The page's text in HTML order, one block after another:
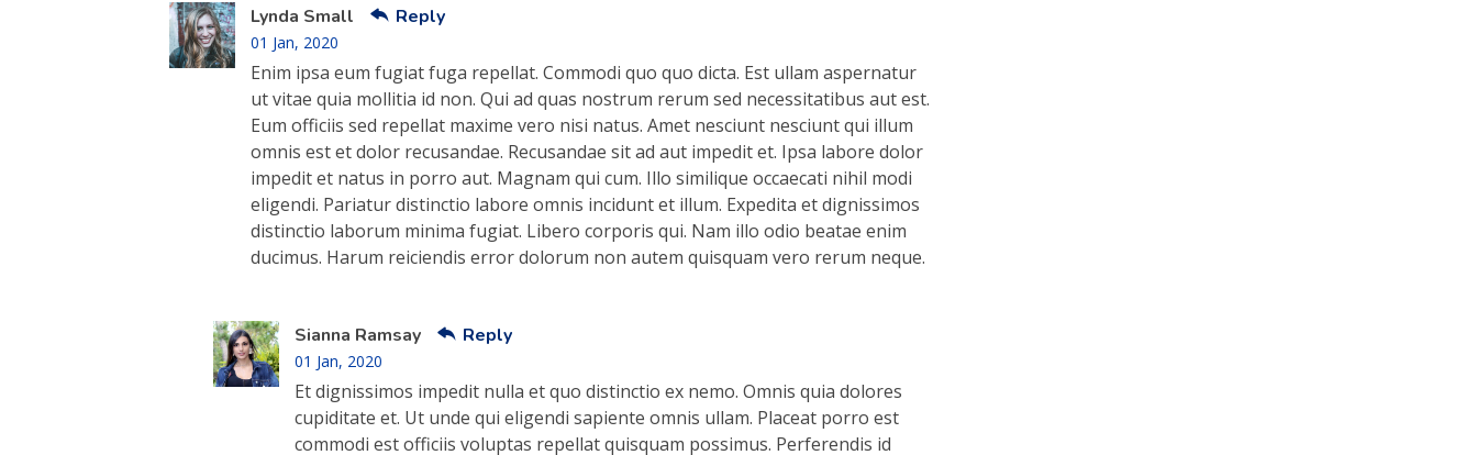
Lynda Small Reply
01 Jan, 2020
Enim ipsa eum fugiat fuga repellat. Commodi quo quo dicta. Est ullam aspernatur
ut vitae quia mollitia id non. Qui ad quas nostrum rerum sed necessitatibus aut est.
Eum officiis sed repellat maxime vero nisi natus. Amet nesciunt nesciunt qui illum
omnis est et dolor recusandae. Recusandae sit ad aut impedit et. Ipsa labore dolor
impedit et natus in porro aut. Magnam qui cum. Illo similique occaecati nihil modi
eligendi. Pariatur distinctio labore omnis incidunt et illum. Expedita et dignissimos
distinctio laborum minima fugiat. Libero corporis qui. Nam illo odio beatae enim
ducimus. Harum reiciendis error dolorum non autem quisquam vero rerum neque.
Sianna Ramsay Reply
01 Jan, 2020
Et dignissimos impedit nulla et quo distinctio ex nemo. Omnis quia dolores
cupiditate et. Ut unde qui eligendi sapiente omnis ullam. Placeat porro est
commodi est officiis voluptas repellat quisquam possimus. Perferendis id